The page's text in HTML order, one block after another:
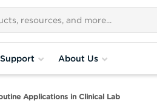
Support About Us
Applications in Clinical Lab